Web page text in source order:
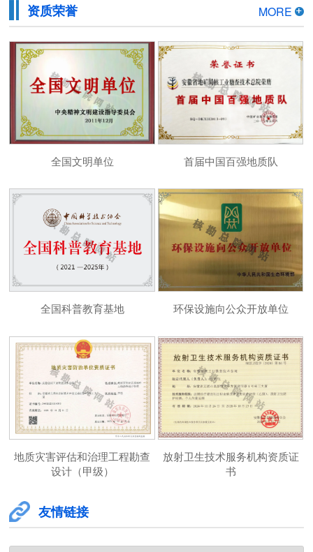
资质荣誉 MORE
全国文明单位 首届中国百强地质队
全国科普教育基地 环保设施向公众开放单位
地质灾害评估和治理工程勘查
设计（甲级）
放射卫生技术服务机构资质证
书
友情链接